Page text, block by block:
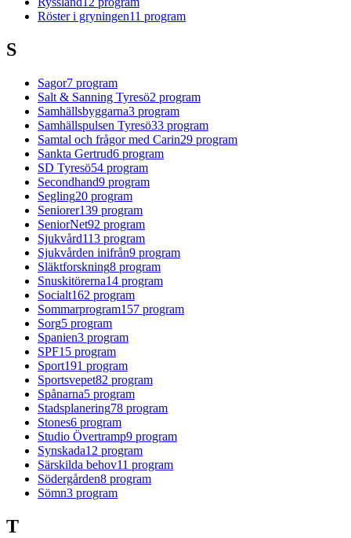
Röster i gryningen11 program
S
Sagor7 program
Salt & Sanning Tyresö2 program
Samhällsbyggarna3 program
Samhällspulsen Tyresö33 program
Samtal och frågor med Carin29 program
Sankta Gertrud6 program
SD Tyresö54 program
Secondhand9 program
Segling20 program
Seniorer139 program
SeniorNet92 program
Sjukvård113 program
Sjukvården inifrån9 program
Släktforskning8 program
Snuskitörerna14 program
Socialt162 program
Sommarprogram157 program
Sorg5 program
Spanien3 program
SPF15 program
Sport191 program
Sportsvepet82 program
Spånarna5 program
Stadsplanering78 program
Stones6 program
Studio Övertramp9 program
Synskada12 program
Särskilda behov11 program
Södergården8 program
Sömn3 program
T